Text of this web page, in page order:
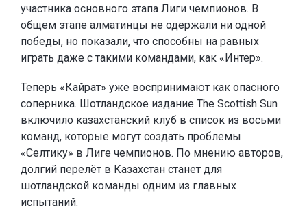
участника основного этапа Лиги чемпионов. В
общем этапе алматинцы не одержали ни одной
победы, но показали, что способны на равных
играть даже с такими командами, как «Интер».
Теперь «Кайрат» уже воспринимают как опасного
соперника. Шотландское издание The Scottish Sun
включило казахстанский клуб в список из восьми
команд, которые могут создать проблемы
«Селтику» в Лиге чемпионов. По мнению авторов,
долгий перелёт в Казахстан станет для
шотландской команды одним из главных
испытаний.